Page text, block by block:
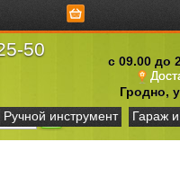
с 09.00 до
Гродно,
50
Ручной инструмент Гараж